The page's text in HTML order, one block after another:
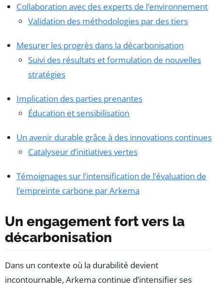
Collaboration avec des experts de l’environnement
Validation des méthodologies par des tiers
Mesurer les progrès dans la décarbonisation
Suivi des résultats et formulation de nouvelles
stratégies
Implication des parties prenantes
Éducation et sensibilisation
Un avenir durable grâce à des innovations continues
Catalyseur d’initiatives vertes
Témoignages sur l’intensification de l’évaluation de
l’empreinte carbone par Arkema
Un engagement fort vers la
décarbonisation
Dans un contexte où la durabilité devient
incontournable, Arkema continue d’intensifier ses